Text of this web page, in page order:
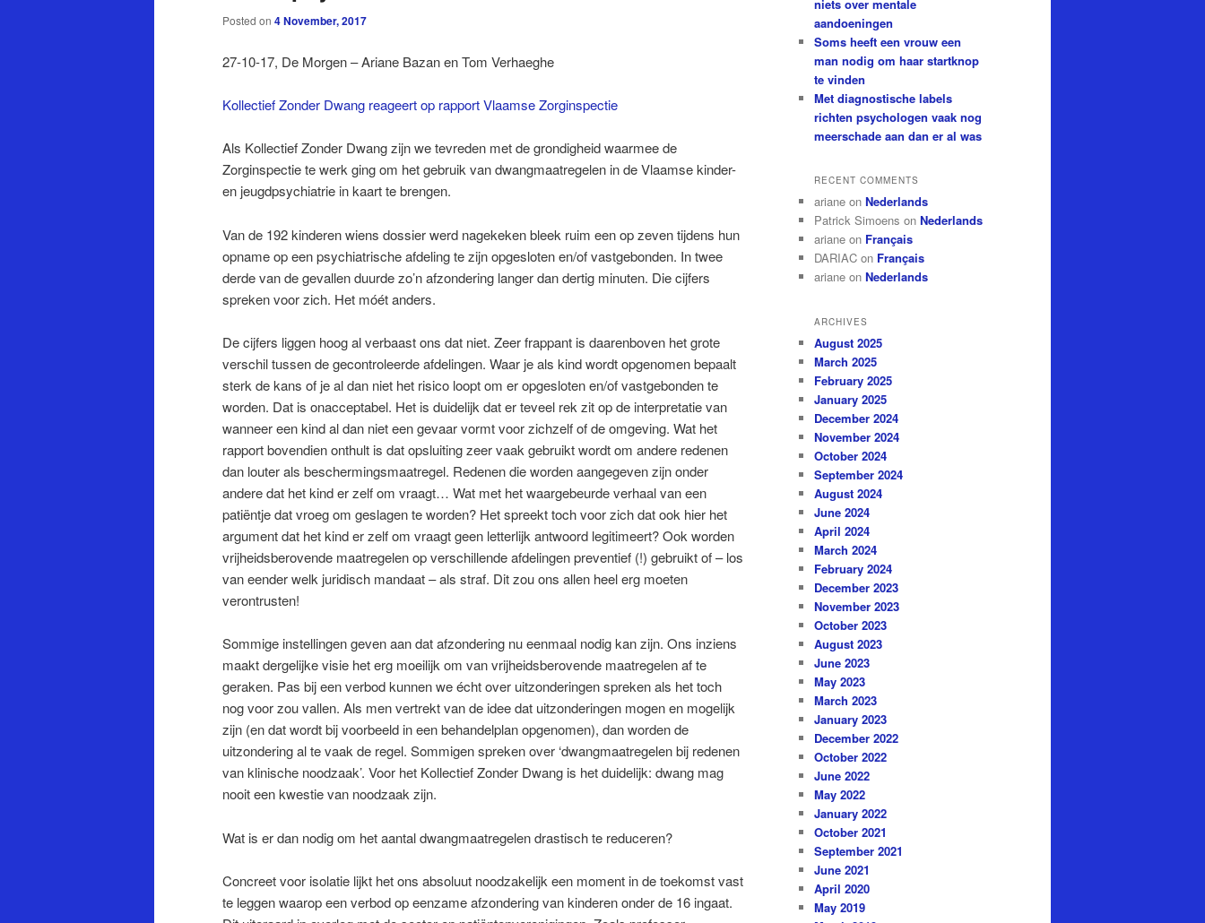
Posted on 4 November, 2017
27-10-17, De Morgen – Ariane Bazan en Tom Verhaeghe
Kollectief Zonder Dwang reageert op rapport Vlaamse Zorginspectie
Als Kollectief Zonder Dwang zijn we tevreden met de grondigheid waarmee de
Zorginspectie te werk ging om het gebruik van dwangmaatregelen in de Vlaamse kinder-
en jeugdpsychiatrie in kaart te brengen.
Van de 192 kinderen wiens dossier werd nagekeken bleek ruim een op zeven tijdens hun
opname op een psychiatrische afdeling te zijn opgesloten en/of vastgebonden. In twee
derde van de gevallen duurde zo’n afzondering langer dan dertig minuten. Die cijfers
spreken voor zich. Het móét anders.
De cijfers liggen hoog al verbaast ons dat niet. Zeer frappant is daarenboven het grote
verschil tussen de gecontroleerde afdelingen. Waar je als kind wordt opgenomen bepaalt
sterk de kans of je al dan niet het risico loopt om er opgesloten en/of vastgebonden te
worden. Dat is onacceptabel. Het is duidelijk dat er teveel rek zit op de interpretatie van
wanneer een kind al dan niet een gevaar vormt voor zichzelf of de omgeving. Wat het
rapport bovendien onthult is dat opsluiting zeer vaak gebruikt wordt om andere redenen
dan louter als beschermingsmaatregel. Redenen die worden aangegeven zijn onder
andere dat het kind er zelf om vraagt… Wat met het waargebeurde verhaal van een
patiëntje dat vroeg om geslagen te worden? Het spreekt toch voor zich dat ook hier het
argument dat het kind er zelf om vraagt geen letterlijk antwoord legitimeert? Ook worden
vrijheidsberovende maatregelen op verschillende afdelingen preventief (!) gebruikt of – los
van eender welk juridisch mandaat – als straf. Dit zou ons allen heel erg moeten
verontrusten!
Sommige instellingen geven aan dat afzondering nu eenmaal nodig kan zijn. Ons inziens
maakt dergelijke visie het erg moeilijk om van vrijheidsberovende maatregelen af te
geraken. Pas bij een verbod kunnen we écht over uitzonderingen spreken als het toch
nog voor zou vallen. Als men vertrekt van de idee dat uitzonderingen mogen en mogelijk
zijn (en dat wordt bij voorbeeld in een behandelplan opgenomen), dan worden de
uitzondering al te vaak de regel. Sommigen spreken over ‘dwangmaatregelen bij redenen
van klinische noodzaak’. Voor het Kollectief Zonder Dwang is het duidelijk: dwang mag
nooit een kwestie van noodzaak zijn.
Wat is er dan nodig om het aantal dwangmaatregelen drastisch te reduceren?
Concreet voor isolatie lijkt het ons absoluut noodzakelijk een moment in de toekomst vast
te leggen waarop een verbod op eenzame afzondering van kinderen onder de 16 ingaat.
niets over mentale
aandoeningen
Soms heeft een vrouw een
man nodig om haar startknop
te vinden
Met diagnostische labels
richten psychologen vaak nog
meerschade aan dan er al was
RECENT COMMENTS
ariane on Nederlands
Patrick Simoens on Nederlands
ariane on Français
DARIAC on Français
ariane on Nederlands
ARCHIVES
August 2025
March 2025
February 2025
January 2025
December 2024
November 2024
October 2024
September 2024
August 2024
June 2024
April 2024
March 2024
February 2024
December 2023
November 2023
October 2023
August 2023
June 2023
May 2023
March 2023
January 2023
December 2022
October 2022
June 2022
May 2022
January 2022
October 2021
September 2021
June 2021
April 2020
May 2019